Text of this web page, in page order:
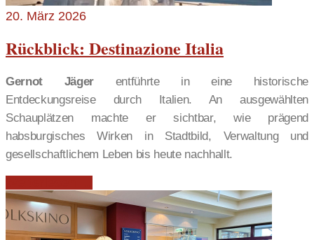
20. März 2026
Rückblick: Destinazione Italia
Gernot Jäger entführte in eine historische
Entdeckungsreise durch Italien. An ausgewählten
Schauplätzen machte er sichtbar, wie prägend
habsburgisches Wirken in Stadtbild, Verwaltung und
gesellschaftlichem Leben bis heute nachhallt.